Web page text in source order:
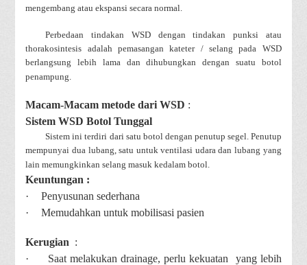
mengembang atau ekspansi secara normal.
Perbedaan tindakan WSD dengan tindakan punksi atau
thorakosintesis adalah pemasangan kateter / selang pada WSD
berlangsung lebih lama dan dihubungkan dengan suatu botol
penampung.
Macam-Macam metode dari WSD :
Sistem WSD Botol Tunggal
Sistem ini terdiri dari satu botol dengan penutup segel. Penutup
mempunyai dua lubang, satu untuk ventilasi udara dan lubang yang
lain memungkinkan selang masuk kedalam botol.
Keuntungan :
·
Penyusunan sederhana
·
Memudahkan untuk mobilisasi pasien
Kerugian :
·
Saat melakukan drainage, perlu kekuatan yang lebih